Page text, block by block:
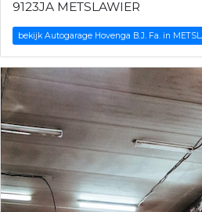
9123JA METSLAWIER
bekijk Autogarage Hovenga B.J. Fa. in